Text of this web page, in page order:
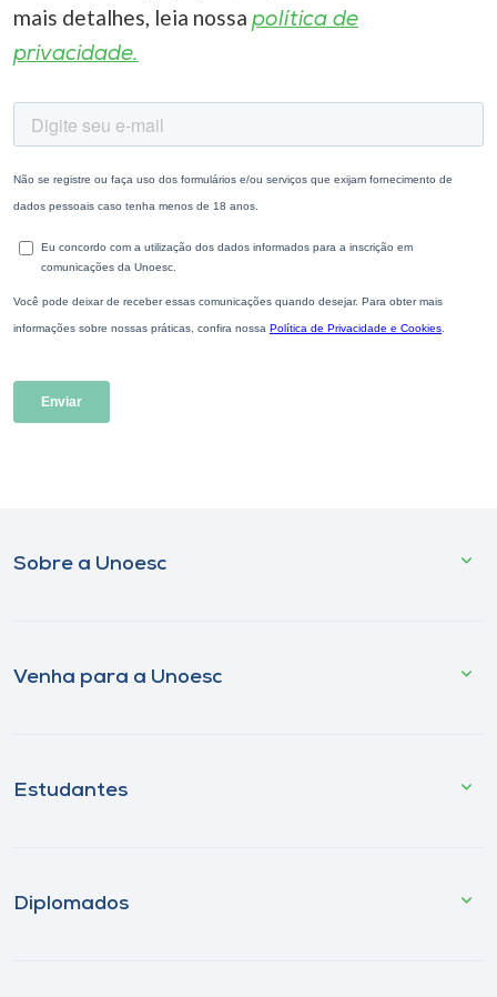
mais detalhes, leia nossa política de
privacidade.
Sobre a Unoesc
Venha para a Unoesc
Estudantes
Diplomados